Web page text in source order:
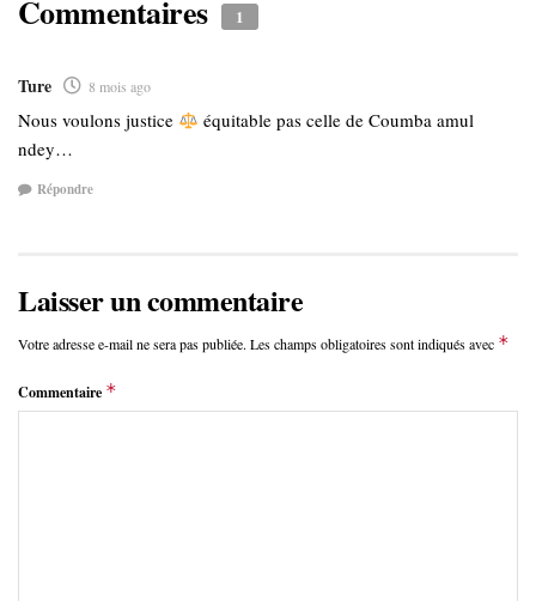
Commentaires 1
Ture 8 mois ago
Nous voulons justice
équitable pas celle de Coumba amul
ndey…
Répondre
Laisser un commentaire
Votre adresse e-mail ne sera pas publiée. Les champs obligatoires sont indiqués avec *
Commentaire *